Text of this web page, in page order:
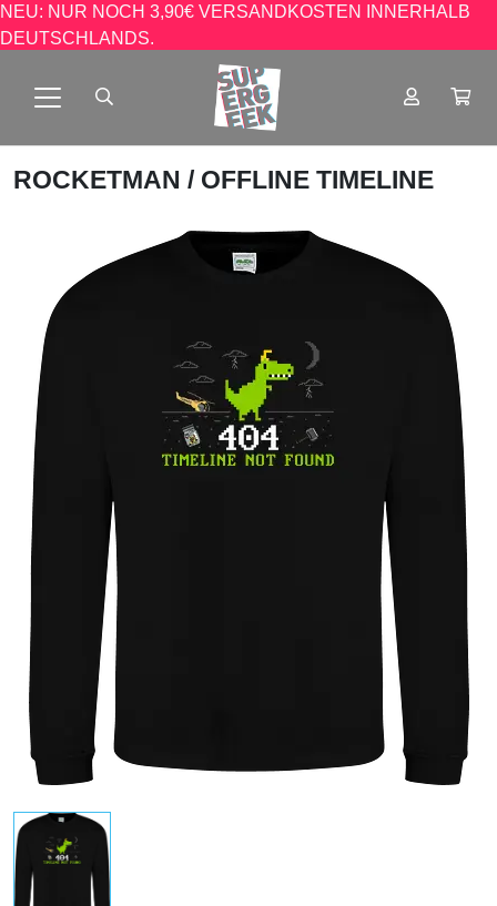
NEU: NUR NOCH 3,90€ VERSANDKOSTEN INNERHALB
DEUTSCHLANDS.
ROCKETMAN / OFFLINE TIMELINE